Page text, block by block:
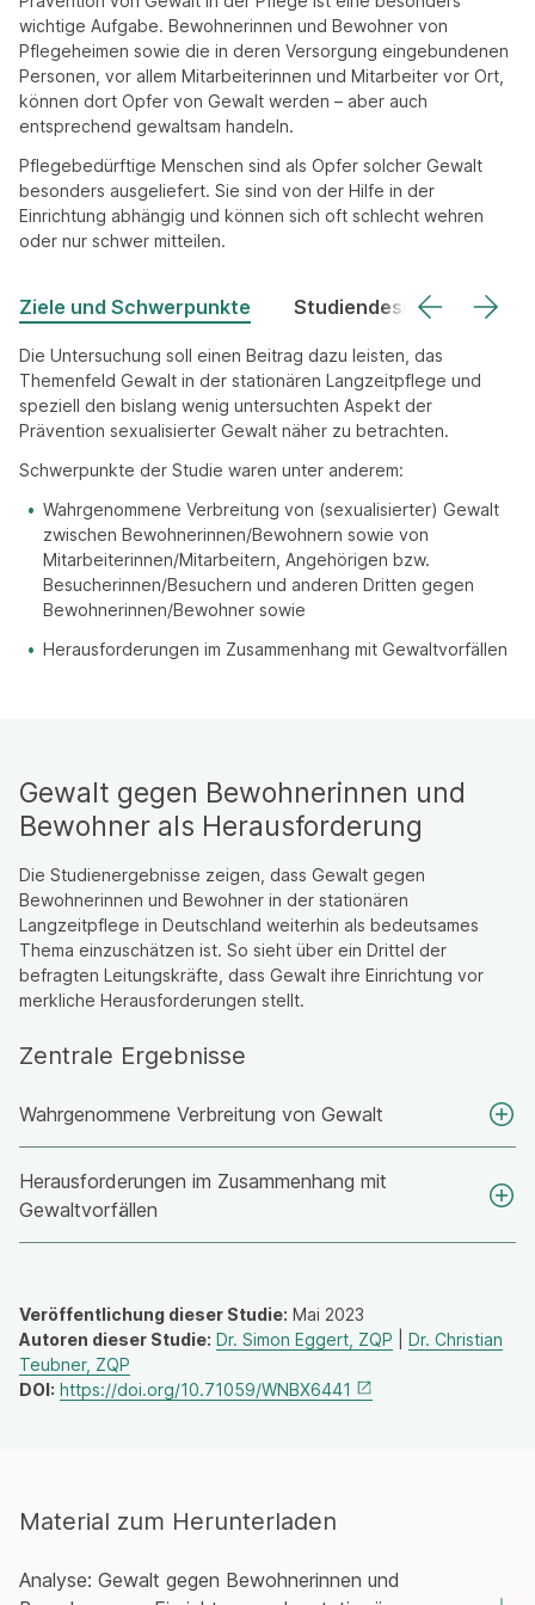
wichtige Aufgabe. Bewohnerinnen und Bewohner von
Pflegeheimen sowie die in deren Versorgung eingebundenen
Personen, vor allem Mitarbeiterinnen und Mitarbeiter vor Ort,
können dort Opfer von Gewalt werden – aber auch
entsprechend gewaltsam handeln.
Pflegebedürftige Menschen sind als Opfer solcher Gewalt
besonders ausgeliefert. Sie sind von der Hilfe in der
Einrichtung abhängig und können sich oft schlecht wehren
oder nur schwer mitteilen.
Ziele und Schwerpunkte Studiendesign
Die Untersuchung soll einen Beitrag dazu leisten, das
Themenfeld Gewalt in der stationären Langzeitpflege und
speziell den bislang wenig untersuchten Aspekt der
Prävention sexualisierter Gewalt näher zu betrachten.
Schwerpunkte der Studie waren unter anderem:
Wahrgenommene Verbreitung von (sexualisierter) Gewalt
zwischen Bewohnerinnen/Bewohnern sowie von
Mitarbeiterinnen/Mitarbeitern, Angehörigen bzw.
Besucherinnen/Besuchern und anderen Dritten gegen
Bewohnerinnen/Bewohner sowie
Herausforderungen im Zusammenhang mit Gewaltvorfällen
Gewalt gegen Bewohnerinnen und
Bewohner als Herausforderung
Die Studienergebnisse zeigen, dass Gewalt gegen
Bewohnerinnen und Bewohner in der stationären
Langzeitpflege in Deutschland weiterhin als bedeutsames
Thema einzuschätzen ist. So sieht über ein Drittel der
befragten Leitungskräfte, dass Gewalt ihre Einrichtung vor
merkliche Herausforderungen stellt.
Zentrale Ergebnisse
Wahrgenommene Verbreitung von Gewalt
Herausforderungen im Zusammenhang mit
Gewaltvorfällen
Veröffentlichung dieser Studie: Mai 2023
Autoren dieser Studie: Dr. Simon Eggert, ZQP
Dr. Christian
Teubner, ZQP
DOI: https://doi.org/10.71059/WNBX6441
Material zum Herunterladen
Analyse: Gewalt gegen Bewohnerinnen und